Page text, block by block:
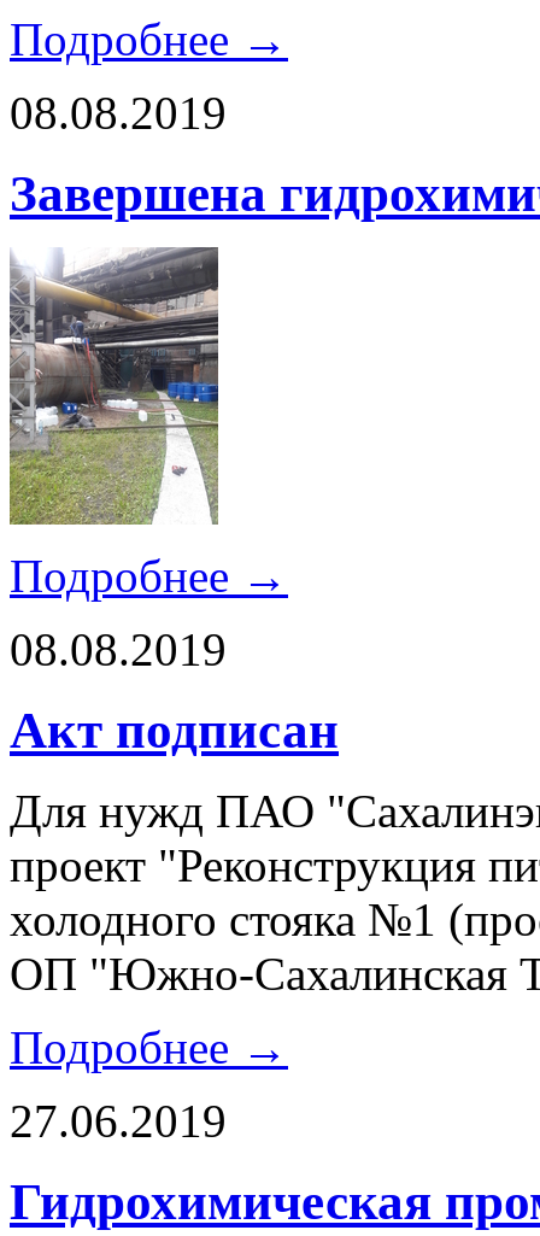
Подробнее →
08.08.2019
Завершена
Подробнее →
08.08.2019
Акт подписан
Для нужд ПАО
проект "Реконструкция
холодного стояка №1
ОП "Южно-Сахалинская
Подробнее →
27.06.2019
Гидрохимическая